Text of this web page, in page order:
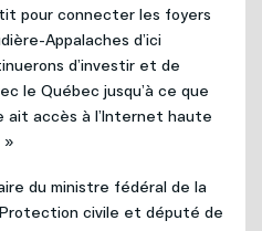
pour connecter les foyers
Appalaches d’ici
d’investir et de
le Québec jusqu’à ce que
accès à l’Internet haute
»
du ministre fédéral de la
civile et député de